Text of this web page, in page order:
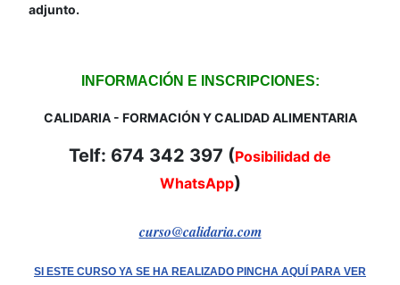
adjunto.
INFORMACIÓN E INSCRIPCIONES:
CALIDARIA - FORMACIÓN Y CALIDAD ALIMENTARIA
Telf: 674 342 397 (Posibilidad de
WhatsApp)
curso@calidaria.com
SI ESTE CURSO YA SE HA REALIZADO PINCHA AQUÍ PARA VER